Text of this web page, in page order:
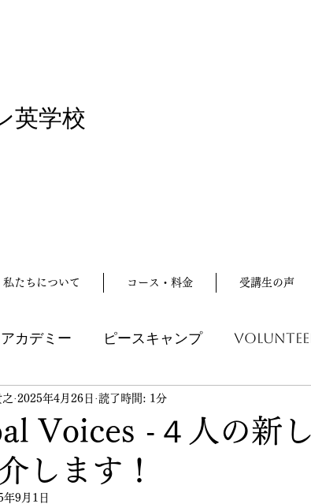
英学校
私たちについて コース・料金 受講生の声
カデミー ピースキャンプ
イベント 講習会
Voices -４人の新
します！
2025年4月26日 読了時間: 1分
年9月1日